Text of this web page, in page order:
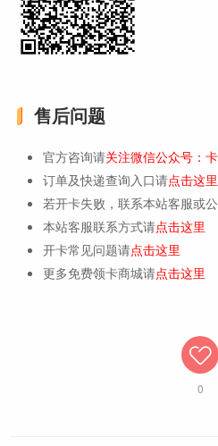
售后问题
官方咨询请关注微信公众号：
订单及快递查询入口请点击这里
若开卡失败，联系本站客服或
本站客服联系方式请点击这里
开卡常见问题请点击这里
更多免费领卡商城请点击这里
0